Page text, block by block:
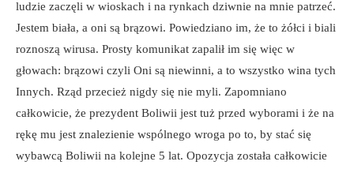
ludzie zaczęli w wioskach i na rynkach dziwnie na mnie patrzeć.
Jestem biała, a oni są brązowi. Powiedziano im, że to żółci i biali
roznoszą wirusa. Prosty komunikat zapalił im się więc w
głowach: brązowi czyli Oni są niewinni, a to wszystko wina tych
Innych. Rząd przecież nigdy się nie myli. Zapomniano
całkowicie, że prezydent Boliwii jest tuż przed wyborami i że na
rękę mu jest znalezienie wspólnego wroga po to, by stać się
wybawcą Boliwii na kolejne 5 lat. Opozycja została całkowicie